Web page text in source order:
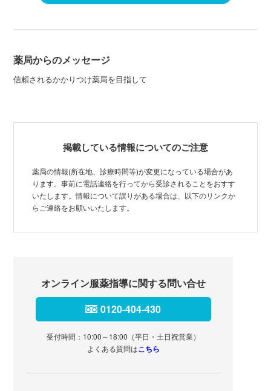
薬局からのメッセージ
信頼されるかかりつけ薬局を目指して
掲載している情報についてのご注意
薬局の情報(所在地、診療時間等)が変更になっている場合があ
ります。事前に電話連絡を行ってから受診されることをおすす
いたします。情報について誤りがある場合は、以下のリンクか
らご連絡をお願いいたします。
オンライン服薬指導に関する問い合せ
0120-404-430
受付時間：10:00～18:00（平日・土日祝営業）
よくある質問はこちら